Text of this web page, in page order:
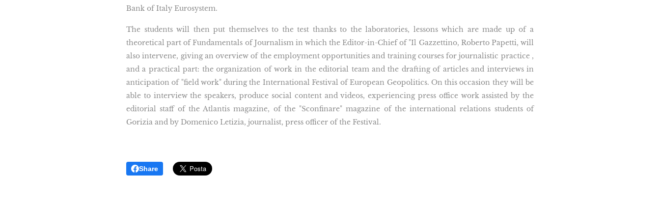
Bank of Italy Eurosystem.
The students will then put themselves to the test thanks to the laboratories, lessons which are made up of a
theoretical part of Fundamentals of Journalism in which the Editor-in-Chief of "Il Gazzettino, Roberto Papetti, will
also intervene, giving an overview of the employment opportunities and training courses for journalistic practice ,
and a practical part: the organization of work in the editorial team and the drafting of articles and interviews in
anticipation of "field work" during the International Festival of European Geopolitics. On this occasion they will be
able to interview the speakers, produce social content and videos, experiencing press office work assisted by the
editorial staff of the Atlantis magazine, of the "Sconfinare" magazine of the international relations students of
Gorizia and by Domenico Letizia, journalist, press officer of the Festival.
Share